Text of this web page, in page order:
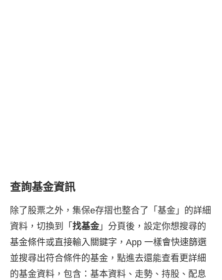
查詢基金資訊
除了股票之外，集保e存摺也整合了「基金」的詳細
資料，切換到「 找基金」分頁後，設定你想搜尋的
基金條件或直接輸入關鍵字，App 一樣會快速篩選
並搜尋出符合條件的基金，點進去還能查看更詳細
的基金資料，包含：基本資料、走勢、持股、配息